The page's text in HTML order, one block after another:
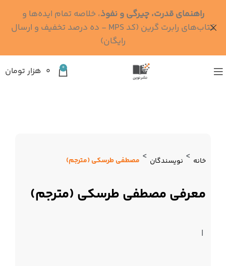
0 ۰ هزار تومان
خانه > نویسندگان > مصطفی طرسکی (مترجم)
معرفی مصطفی طرسکی (مترجم)
|
راهنمای قدرت، چیرگی و نفوذ، خلاصه تمام ایده‌ها و
کتاب‌های رابرت گرین (کد MPS - ده درصد تخفیف و ارسال
رایگان)